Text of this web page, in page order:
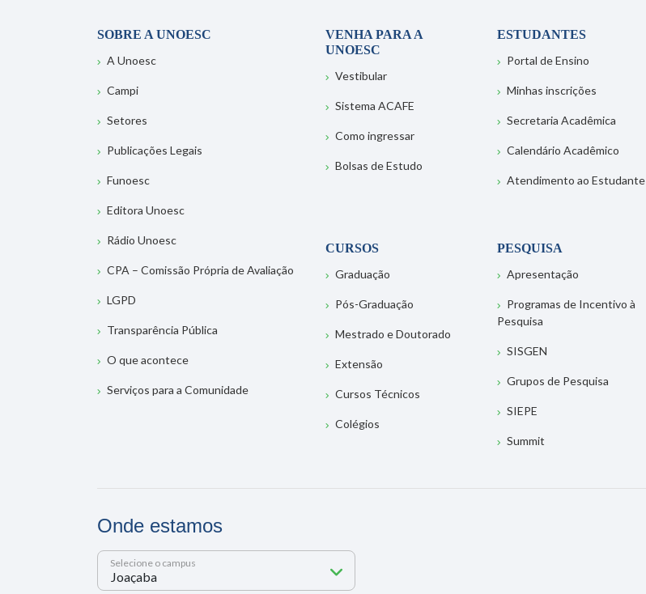
SOBRE A UNOESC
A Unoesc
Campi
Setores
Publicações Legais
Funoesc
Editora Unoesc
Rádio Unoesc
CPA – Comissão Própria de Avaliação
LGPD
Transparência Pública
O que acontece
Serviços para a Comunidade
VENHA PARA A
UNOESC
Vestibular
Sistema ACAFE
Como ingressar
Bolsas de Estudo
ESTUDANTES
Portal de Ensino
Minhas inscrições
Secretaria Acadêmica
Calendário Acadêmico
Atendimento ao Estudante
CURSOS
Graduação
Pós-Graduação
Mestrado e Doutorado
Extensão
Cursos Técnicos
Colégios
PESQUISA
Apresentação
Programas de Incentivo à
Pesquisa
SISGEN
Grupos de Pesquisa
SIEPE
Summit
Onde estamos
Selecione o campus